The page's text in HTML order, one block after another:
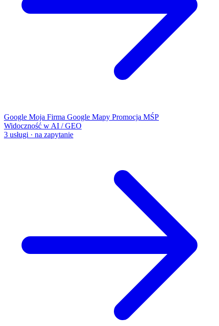
Google Moja Firma Google Mapy Promocja MŚP
Widoczność w AI / GEO
3 usługi · na zapytanie